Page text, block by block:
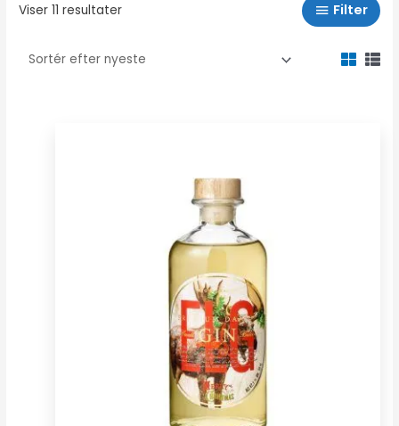
På denne side finder du alle vores Gin Miniature
selv, ved at vælge for eks. 5 forskellige gin og lidt
tonic – mulighederne er uendelige, og vi håber der er
noget der falder i din smag.
Husk at de alle er enten 5CL eller 10CL, det står under
yderligere information på de enkelte gin.
Viser 11 resultater Filter